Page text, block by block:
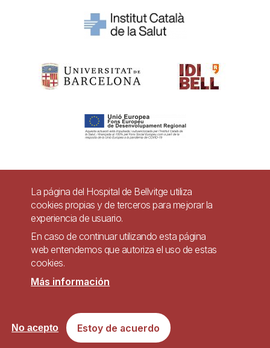
Pie
página
Contacto
Accesibilidad
Política de Privacidad de Sistemas de Videovigilancia
Sitio web accesible de conformidad con el Real Decreto 1112/2018, de 7 de
septiembre, sobre accesibilidad de los sitios web y aplicaciones para
dispositivos móviles del sector público.
La página del Hospital de Bellvitge utiliza
cookies propias y de terceros para mejorar la
experiencia de usuario.
En caso de continuar utilizando esta página
web entendemos que autoriza el uso de estas
cookies.
Más información
Estoy de acuerdo
No acepto